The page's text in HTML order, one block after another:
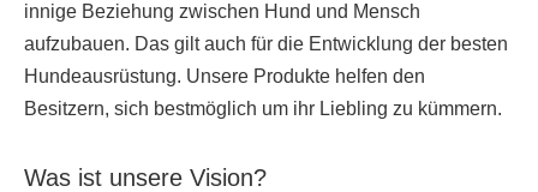
innige Beziehung zwischen Hund und Mensch
aufzubauen. Das gilt auch für die Entwicklung der besten
Hundeausrüstung. Unsere Produkte helfen den
Besitzern, sich bestmöglich um ihr Liebling zu kümmern.
Was ist unsere Vision?